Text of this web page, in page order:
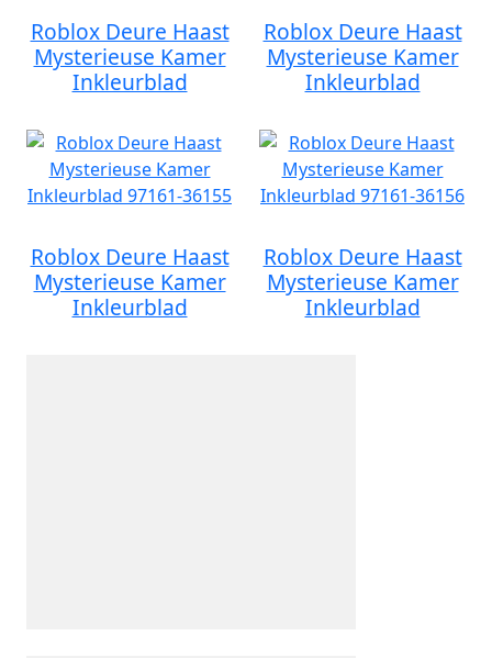
Roblox Deure Haast
Mysterieuse Kamer
Inkleurblad
Roblox Deure Haast
Mysterieuse Kamer
Inkleurblad
Roblox Deure Haast
Mysterieuse Kamer
Inkleurblad
Roblox Deure Haast
Mysterieuse Kamer
Inkleurblad